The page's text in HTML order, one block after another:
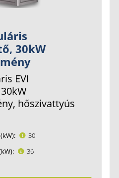
30kW
EVI
hőszivattyús
30
36